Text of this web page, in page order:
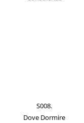
S008.
Dove Dormire